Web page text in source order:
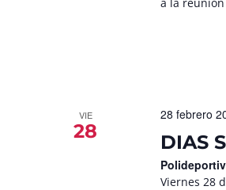
VIE
28 DIAS
28 febrero
Viernes 28